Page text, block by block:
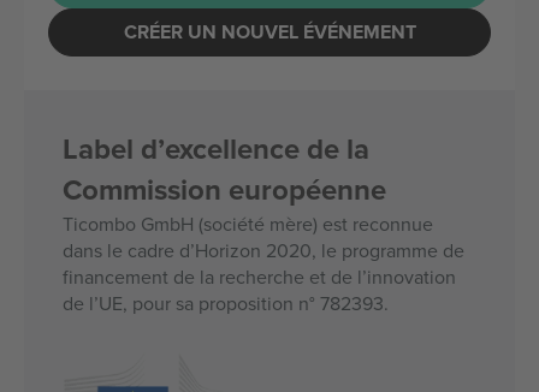
CRÉER UN NOUVEL ÉVÉNEMENT
Label d’excellence de la
Commission européenne
Ticombo GmbH (société mère) est reconnue
dans le cadre d’Horizon 2020, le programme de
financement de la recherche et de l’innovation
de l’UE, pour sa proposition n° 782393.